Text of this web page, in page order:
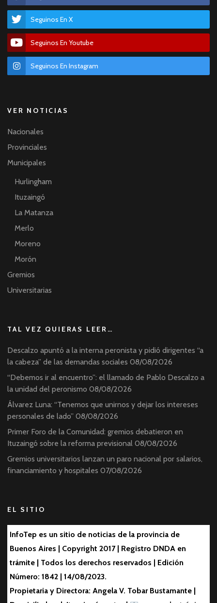
Seguinos En X
Seguinos En Youtube
Seguinos En Instagram
VER NOTICIAS
Nacionales
Provinciales
Municipales
Hurlingham
Ituzaingó
La Matanza
Merlo
Moreno
Morón
Gremios
Universitarias
TAL VEZ QUIERAS LEER…
Descalzo apuntó a la interna peronista y pidió dirigentes “a
la cabeza” de las demandas sociales 08/08/2026
“Debemos ir al encuentro”: el llamado de Pablo Descalzo a
la unidad del peronismo 08/08/2026
Álvarez Luna: “Tenemos que unirnos y dejar los intereses
personales de lado” 08/08/2026
Primer Foro de la Comunidad: gremios debatieron en
Ituzaingó sobre la reforma previsional 08/08/2026
Gremios universitarios lanzan un paro nacional por salarios,
financiamiento y hospitales 07/08/2026
EL SITIO
InfoTep es un sitio de noticias de la provincia de
Buenos Aires | Copyright 2017 | Registro DNDA en
trámite | Todos los derechos reservados | Edición
Número: 1842 | 14/08/2023.
Propietaria y Directora: Angela V. Tobar Bustamante |